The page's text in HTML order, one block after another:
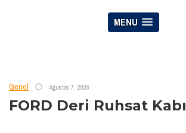
MENU
Genel Ağustos 7, 2026
FORD Deri Ruhsat Kabı